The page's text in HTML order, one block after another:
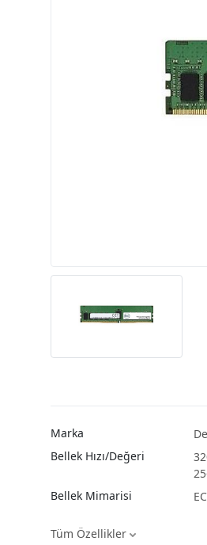
Marka
Bellek Hızı/Değeri
Bellek Mimarisi
Tüm Özellikler